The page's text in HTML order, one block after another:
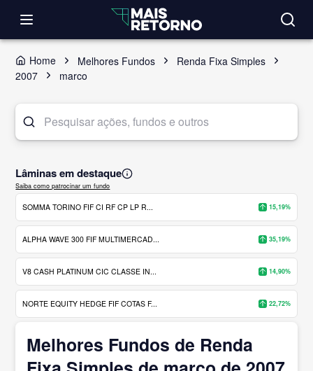
Home Melhores Fundos
Renda Fixa Simples
2007
marco
Lâminas em destaque
Saiba como patrocinar um fundo
SOMMA TORINO FIF CI RF CP LP R... 15,19%
ALPHA WAVE 300 FIF MULTIMERCAD... 35,19%
V8 CASH PLATINUM CIC CLASSE IN... 14,90%
NORTE EQUITY HEDGE FIF COTAS F... 22,72%
Melhores Fundos de Renda